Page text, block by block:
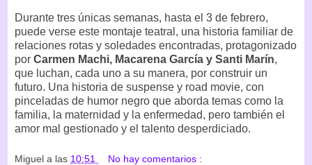
Durante tres únicas semanas, hasta el 3 de febrero,
puede verse este montaje teatral, una historia familiar de
relaciones rotas y soledades encontradas, protagonizado
por Carmen Machi, Macarena García y Santi Marín,
que luchan, cada uno a su manera, por construir un
futuro. Una historia de suspense y road movie, con
pinceladas de humor negro que aborda temas como la
familia, la maternidad y la enfermedad, pero también el
amor mal gestionado y el talento desperdiciado.
Miguel a las 10:51 No hay comentarios :